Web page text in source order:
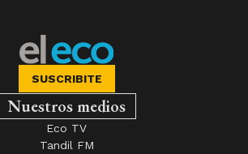
SUSCRIBITE
Nuestros medios
Eco TV
Tandil FM